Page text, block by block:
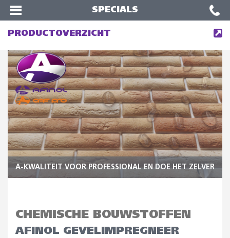
SPECIALS
PRODUCTOVERZICHT
A-KWALITEIT VOOR PROFESSIONAL EN DOE HET ZELVER
CHEMISCHE BOUWSTOFFEN
AFINOL GEVELIMPREGNEER